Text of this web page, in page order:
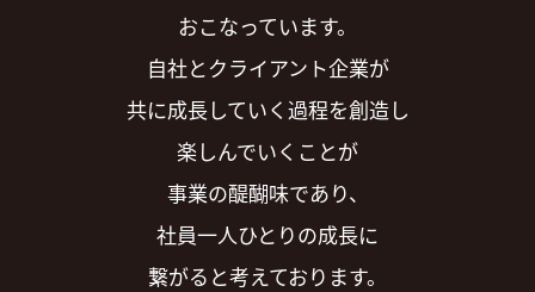
おこなっています。
自社とクライアント企業が
共に成長していく過程を創造し
楽しんでいくことが
事業の醍醐味であり、
社員一人ひとりの成長に
繋がると考えております。